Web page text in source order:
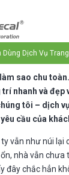
Dùng Dịch Vụ
sao chu
nhanh và đẹp
tôi – dịch
cầu của
vẫn như núi
nhà vẫn chưa
đây chắc hẳn